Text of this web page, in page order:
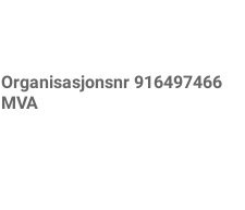
Organisasjonsnr 916497466
MVA